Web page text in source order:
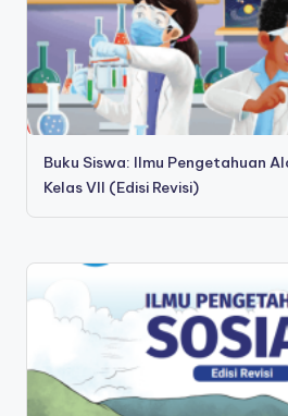
Buku Siswa: Ilmu Pengetahuan
Kelas VII (Edisi Revisi)